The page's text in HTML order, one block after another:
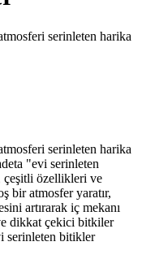
serinleten harika
serinleten harika
"evi serinleten
çeşitli özellikleri ve
bir atmosfer yaratır,
artırarak iç mekanı
dikkat çekici bitkiler
serinleten bitikler